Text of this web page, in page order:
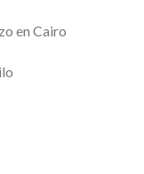
en Cairo